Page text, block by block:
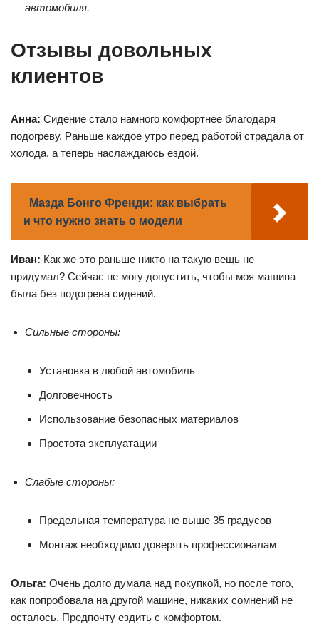
автомобиля.
Отзывы довольных
клиентов
Анна: Сидение стало намного комфортнее благодаря
подогреву. Раньше каждое утро перед работой страдала от
холода, а теперь наслаждаюсь ездой.
Мазда Бонго Френди: как выбрать
и что нужно знать о модели
Иван: Как же это раньше никто на такую вещь не
придумал? Сейчас не могу допустить, чтобы моя машина
была без подогрева сидений.
Сильные стороны:
Установка в любой автомобиль
Долговечность
Использование безопасных материалов
Простота эксплуатации
Слабые стороны:
Предельная температура не выше 35 градусов
Монтаж необходимо доверять профессионалам
Ольга: Очень долго думала над покупкой, но после того,
как попробовала на другой машине, никаких сомнений не
осталось. Предпочту ездить с комфортом.